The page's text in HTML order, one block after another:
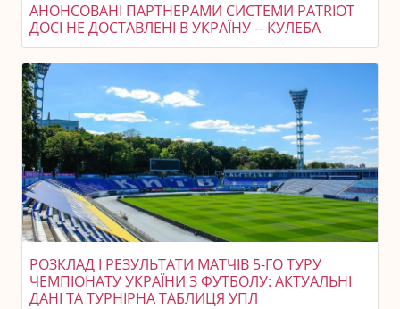
АНОНСОВАНІ ПАРТНЕРАМИ СИСТЕМИ PATRIOT
ДОСІ НЕ ДОСТАВЛЕНІ В УКРАЇНУ -- КУЛЕБА
РОЗКЛАД І РЕЗУЛЬТАТИ МАТЧІВ 5-ГО ТУРУ
ЧЕМПІОНАТУ УКРАЇНИ З ФУТБОЛУ: АКТУАЛЬНІ
ДАНІ ТА ТУРНІРНА ТАБЛИЦЯ УПЛ